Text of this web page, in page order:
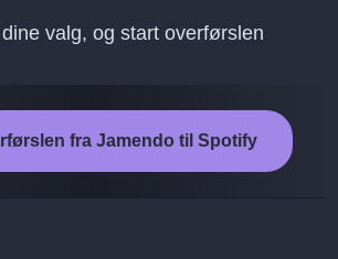
valg, og start overførslen
fra Jamendo til Spotify